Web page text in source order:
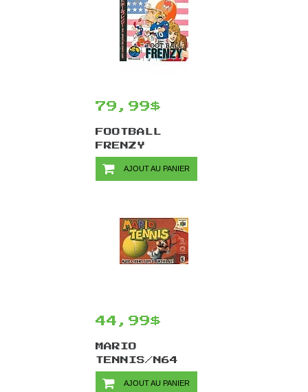
79,99$
FOOTBALL
FRENZY
JAPONAISE) /
AJOUT AU PANIER
44,99$
MARIO
TENNIS/N64
AJOUT AU PANIER